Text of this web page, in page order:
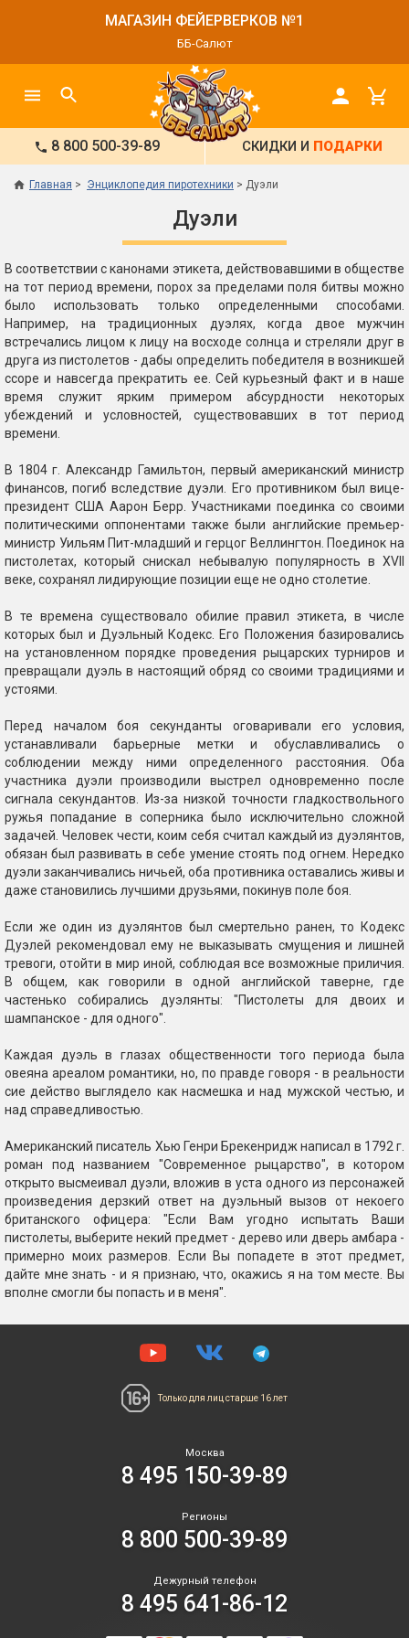
МАГАЗИН ФЕЙЕРВЕРКОВ №1
ББ-Салют
8 800 500-39-89 СКИДКИ И ПОДАРКИ
Главная Энциклопедия пиротехники Дуэли
Дуэли
В соответствии с канонами этикета, действовавшими в обществе
на тот период времени, порох за пределами поля битвы можно
было использовать только определенными способами.
Например, на традиционных дуэлях, когда двое мужчин
встречались лицом к лицу на восходе солнца и стреляли друг в
друга из пистолетов - дабы определить победителя в возникшей
ссоре и навсегда прекратить ее. Сей курьезный факт и в наше
время служит ярким примером абсурдности некоторых
убеждений и условностей, существовавших в тот период
времени.
В 1804 г. Александр Гамильтон, первый американский министр
финансов, погиб вследствие дуэли. Его противником был вице-
президент США Аарон Берр. Участниками поединка со своими
политическими оппонентами также были английские премьер-
министр Уильям Пит-младший и герцог Веллингтон. Поединок на
пистолетах, который снискал небывалую популярность в XVII
веке, сохранял лидирующие позиции еще не одно столетие.
В те времена существовало обилие правил этикета, в числе
которых был и Дуэльный Кодекс. Его Положения базировались
на установленном порядке проведения рыцарских турниров и
превращали дуэль в настоящий обряд со своими традициями и
устоями.
Перед началом боя секунданты оговаривали его условия,
устанавливали барьерные метки и обуславливались о
соблюдении между ними определенного расстояния. Оба
участника дуэли производили выстрел одновременно после
сигнала секундантов. Из-за низкой точности гладкоствольного
ружья попадание в соперника было исключительно сложной
задачей. Человек чести, коим себя считал каждый из дуэлянтов,
обязан был развивать в себе умение стоять под огнем. Нередко
дуэли заканчивались ничьей, оба противника оставались живы и
даже становились лучшими друзьями, покинув поле боя.
Если же один из дуэлянтов был смертельно ранен, то Кодекс
Дуэлей рекомендовал ему не выказывать смущения и лишней
тревоги, отойти в мир иной, соблюдая все возможные приличия.
В общем, как говорили в одной английской таверне, где
частенько собирались дуэлянты: "Пистолеты для двоих и
шампанское - для одного".
Каждая дуэль в глазах общественности того периода была
овеяна ареалом романтики, но, по правде говоря - в реальности
сие действо выглядело как насмешка и над мужской честью, и
над справедливостью.
Американский писатель Хью Генри Брекенридж написал в 1792 г.
роман под названием "Современное рыцарство", в котором
открыто высмеивал дуэли, вложив в уста одного из персонажей
произведения дерзкий ответ на дуэльный вызов от некоего
британского офицера: "Если Вам угодно испытать Ваши
пистолеты, выберите некий предмет - дерево или дверь амбара -
примерно моих размеров. Если Вы попадете в этот предмет,
дайте мне знать - и я признаю, что, окажись я на том месте. Вы
вполне смогли бы попасть и в меня".
Только для лицстарше 16 лет
Москва
8 495 150-39-89
Регионы
8 800 500-39-89
Дежурный телефон
8 495 641-86-12